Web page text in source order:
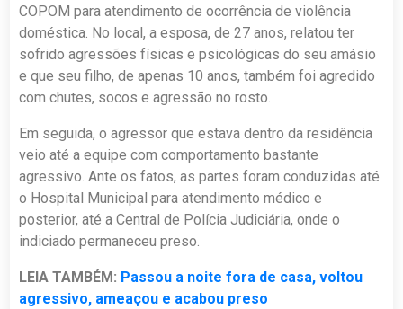
COPOM para atendimento de ocorrência de violência
doméstica. No local, a esposa, de 27 anos, relatou ter
sofrido agressões físicas e psicológicas do seu amásio
e que seu filho, de apenas 10 anos, também foi agredido
com chutes, socos e agressão no rosto.
Em seguida, o agressor que estava dentro da residência
veio até a equipe com comportamento bastante
agressivo. Ante os fatos, as partes foram conduzidas até
o Hospital Municipal para atendimento médico e
posterior, até a Central de Polícia Judiciária, onde o
indiciado permaneceu preso.
LEIA TAMBÉM: Passou a noite fora de casa, voltou
agressivo, ameaçou e acabou preso